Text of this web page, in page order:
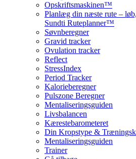
Opskriftsmaskinen™
Planlæg din næste rute –
Sundti Ruteplanner™
Søvnberegner
Gravid tracker
Ovulation tracker
Reflect
StressIndex
Period Tracker
Kalorieberegner
Pulszone Beregner
Mentaliseringsguiden
Livsbalancen
Kærestebarometeret
Din Kropstype &
Mentaliseringsguiden
Trainer